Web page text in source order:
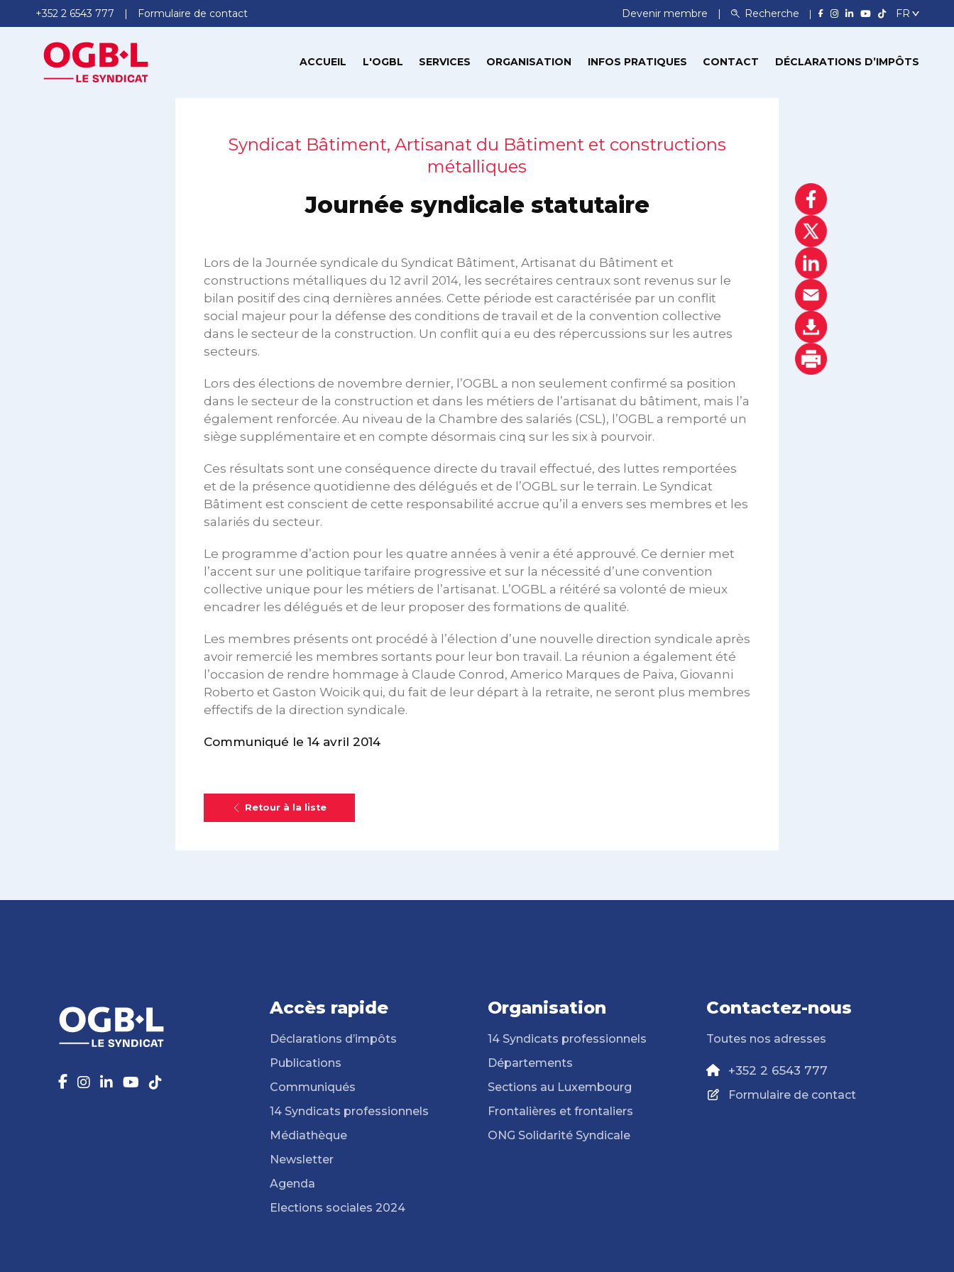
+352 2 6543 777 Formulaire de contact Devenir membre Recherche
ACCUEIL L'OGBL SERVICES ORGANISATION INFOS PRATIQUES CONTACT DÉCLARATIONS D’IMPÔTS
Syndicat Bâtiment, Artisanat du Bâtiment et constructions
métalliques
Journée syndicale statutaire
Lors de la Journée syndicale du Syndicat Bâtiment, Artisanat du Bâtiment et
constructions métalliques du 12 avril 2014, les secrétaires centraux sont revenus sur le
bilan positif des cinq dernières années. Cette période est caractérisée par un conflit
social majeur pour la défense des conditions de travail et de la convention collective
dans le secteur de la construction. Un conflit qui a eu des répercussions sur les autres
secteurs.
Lors des élections de novembre dernier, l’OGBL a non seulement confirmé sa position
dans le secteur de la construction et dans les métiers de l’artisanat du bâtiment, mais l’a
également renforcée. Au niveau de la Chambre des salariés (CSL), l’OGBL a remporté un
siège supplémentaire et en compte désormais cinq sur les six à pourvoir.
Ces résultats sont une conséquence directe du travail effectué, des luttes remportées
et de la présence quotidienne des délégués et de l’OGBL sur le terrain. Le Syndicat
Bâtiment est conscient de cette responsabilité accrue qu’il a envers ses membres et les
salariés du secteur.
Le programme d’action pour les quatre années à venir a été approuvé. Ce dernier met
l’accent sur une politique tarifaire progressive et sur la nécessité d’une convention
collective unique pour les métiers de l’artisanat. L’OGBL a réitéré sa volonté de mieux
encadrer les délégués et de leur proposer des formations de qualité.
Les membres présents ont procédé à l’élection d’une nouvelle direction syndicale après
avoir remercié les membres sortants pour leur bon travail. La réunion a également été
l’occasion de rendre hommage à Claude Conrod, Americo Marques de Paiva, Giovanni
Roberto et Gaston Woicik qui, du fait de leur départ à la retraite, ne seront plus membres
effectifs de la direction syndicale.
Communiqué le 14 avril 2014
Retour à la liste
Accès rapide
Déclarations d’impôts
Publications
Communiqués
14 Syndicats professionnels
Médiathèque
Newsletter
Agenda
Elections sociales 2024
Organisation
14 Syndicats professionnels
Départements
Sections au Luxembourg
Frontalières et frontaliers
ONG Solidarité Syndicale
Contactez-nous
Toutes nos adresses
+352 2 6543 777
Formulaire de contact